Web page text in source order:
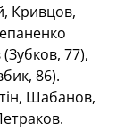
Кривцов,
77),
86).
Шабанов,